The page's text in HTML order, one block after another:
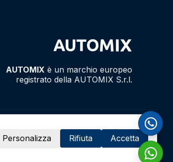
AUTOMIX è un marchio europeo
registrato della AUTOMIX S.r.l.
Personalizza Rifiuta Accetta